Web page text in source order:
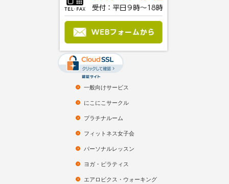
一般向けサービス
にこにこサークル
プラチナルーム
フィットネス女子会
パーソナルレッスン
ヨガ・ピラティス
エアロビクス・ウォーキング